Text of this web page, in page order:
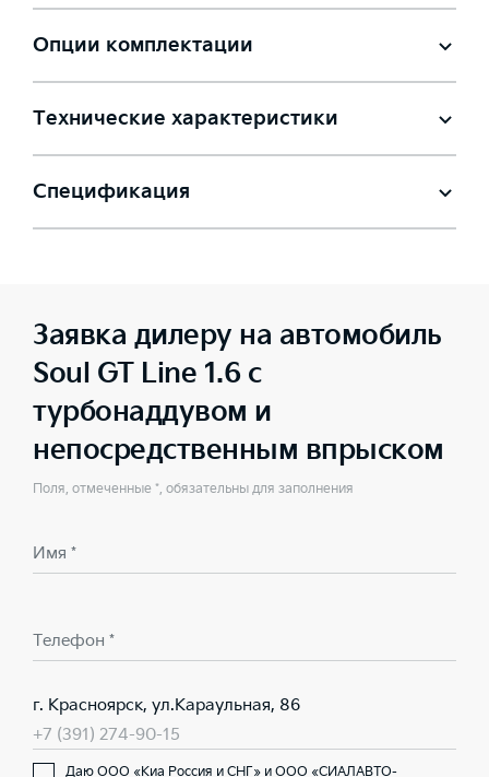
Опции комплектации
Технические характеристики
Спецификация
Заявка дилеру на автомобиль
Soul GT Line 1.6 с
турбонаддувом и
непосредственным впрыском
Поля, отмеченные *, обязательны для заполнения
Имя *
Телефон *
г. Красноярск, ул.Караульная, 86
+7 (391) 274-90-15
Даю ООО «Киа Россия и СНГ» и ООО «СИАЛАВТО-